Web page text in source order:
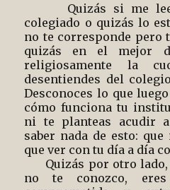
Quizás si me
colegiado o quizás lo
no te corresponde pero
quizás en el mejor
religiosamente la
desentiendes del
Desconoces lo que
cómo funciona tu
ni te planteas acudir
saber nada de esto:
que ver con tu día a día
Quizás por otro lado,
no te conozco,